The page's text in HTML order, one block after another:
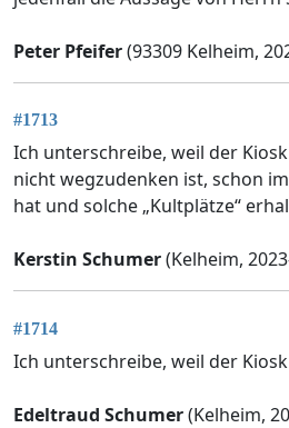
Peter Pfeifer(93309 Kelheim,
#1713
Ich unterschreibe, weil der
nicht wegzudenken ist, schon
hat und solche „Kultplätze“
Kerstin Schumer(Kelheim,
#1714
Ich unterschreibe, weil der
Edeltraud Schumer(Kelheim,